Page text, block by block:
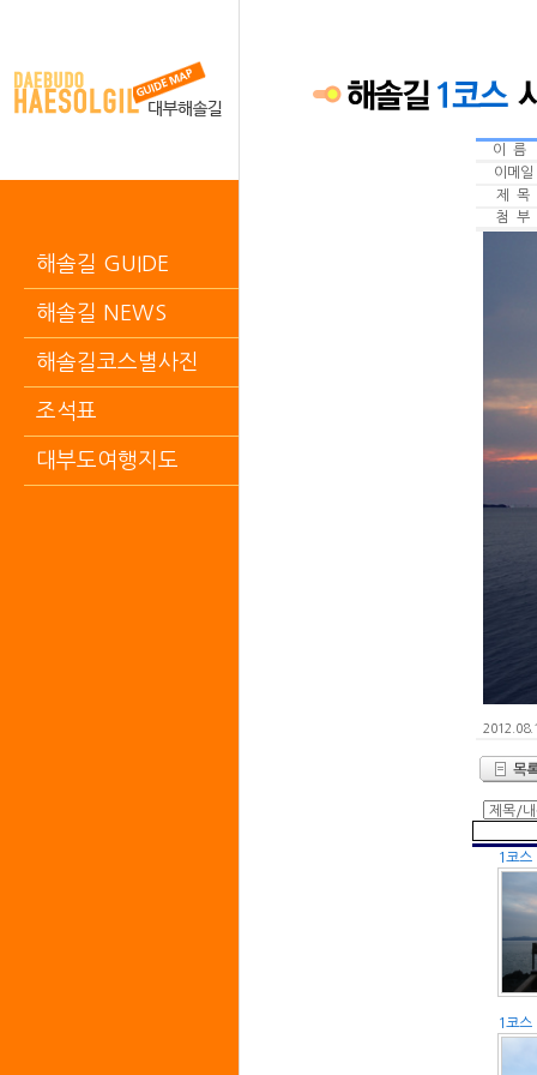
해솔길 GUIDE
해솔길 NEWS
해솔길코스별사진
조석표
대부도여행지도
이 름
이메일
제 목
첨 부
1코스
1코스